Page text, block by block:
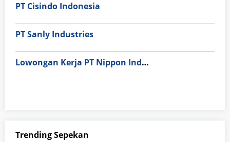
PT Cisindo Indonesia
PT Sanly Industries
Lowongan Kerja PT Nippon Indosari Corpindo Tbk. Bulan Agustus 2026
Trending Sepekan